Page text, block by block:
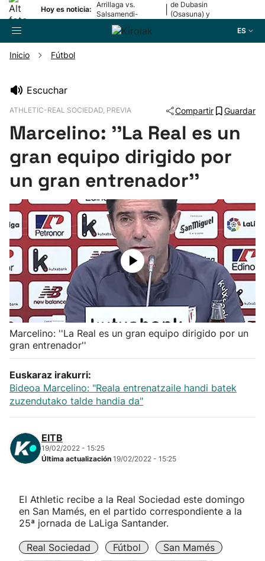
Hoy es noticia:
Arrillaga vs.
Salsamendi-
Bergara y Erasun
vs. Gaminde
de Dubasin
(Osasuna) y
ES
Pelota
Remo
Baloncesto
Ciclismo
Herri-kirolak
Balonmano
Kirolak 360
Atletismo
Carreras de montaña
Más deportes
Inicio Fútbol
Escuchar
ATHLETIC-REAL SOCIEDAD, PREVIA Compartir Guardar
Marcelino: ''La Real es un
gran equipo dirigido por
un gran entrenador''
Marcelino: ''La Real es un gran equipo dirigido por un
gran entrenador''
Euskaraz irakurri:
Bideoa Marcelino: "Reala entrenatzaile handi batek
zuzendutako talde handia da"
EITB
19/02/2022 - 15:25
Última actualización 19/02/2022 - 15:25
El Athletic recibe a la Real Sociedad este domingo
en San Mamés, en el partido correspondiente a la
25ª jornada de LaLiga Santander.
Real Sociedad Fútbol
San Mamés